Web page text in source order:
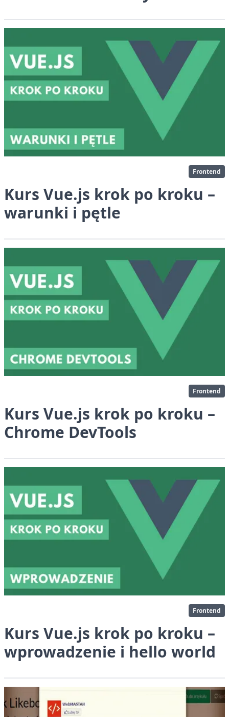
Frontend
Kurs Vue.js krok po kroku –
warunki i pętle
Frontend
Kurs Vue.js krok po kroku –
Chrome DevTools
Frontend
Kurs Vue.js krok po kroku –
wprowadzenie i hello world